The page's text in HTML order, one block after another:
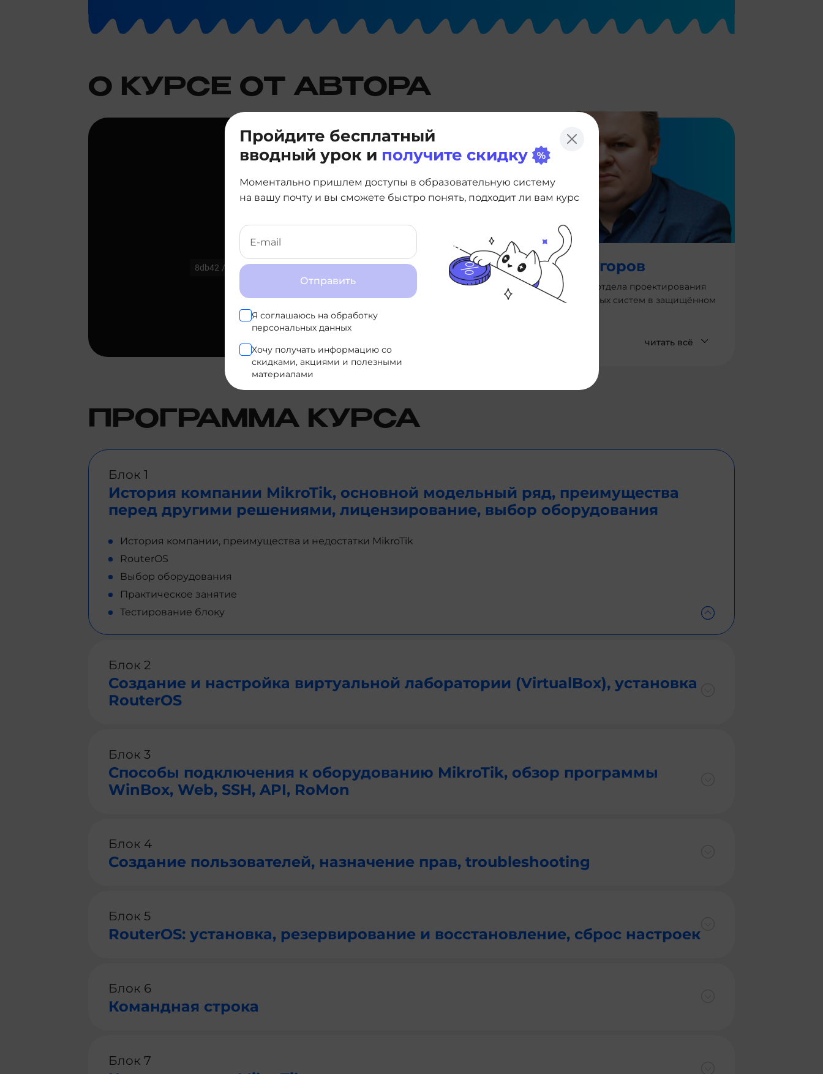
Пройдите бесплатный
вводный урок и получите скидку
Моментально пришлем доступы в образовательную систему
на вашу почту и вы сможете быстро понять, подходит ли вам курс
Отправить
Я соглашаюсь на обработку
персональных данных
Хочу получать информацию со
скидками, акциями и полезными
материалами
О КУРСЕ ОТ АВТОРА
Сергей Егоров
Руководитель отдела проектирования
информационных систем в защищённом
читать всё
ПРОГРАММА КУРСА
Блок 1
История компании MikroTik, основной модельный ряд, преимущества
перед другими решениями, лицензирование, выбор оборудования
История компании, преимущества и недостатки MikroTik
RouterOS
Выбор оборудования
Практическое занятие
Тестирование блоку
Блок 2
Создание и настройка виртуальной лаборатории (VirtualBox), установка
RouterOS
Блок 3
Способы подключения к оборудованию MikroTik, обзор программы
WinBox, Web, SSH, API, RoMon
Блок 4
Создание пользователей, назначение прав, troubleshooting
Блок 5
RouterOS: установка, резервирование и восстановление, сброс настроек
Блок 6
Командная строка
Блок 7